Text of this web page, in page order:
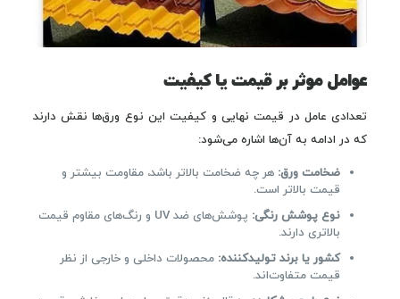
عوامل موثر بر قیمت یا کیفیت
تعدادی عامل در قیمت نهایی و کیفیت این نوع ورق‌ها نقش دارند
که در ادامه به آن‌ها اشاره می‌شود:
ضخامت ورق: هر چه ضخامت بالاتر باشد، مقاومت بیشتر و
قیمت بالاتر است.
نوع پوشش رنگی:
پوشش‌های ضد UV و رنگ‌های مقاوم قیمت
بالاتری دارند.
کشور یا برند تولیدکننده: محصولات داخلی و خارجی از نظر
قیمت متفاوت‌اند.